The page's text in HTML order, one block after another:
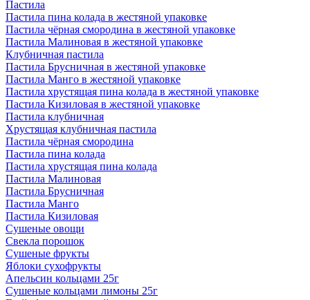
Пастила
Пастила пина колада в жестяной упаковке
Пастила чёрная смородина в жестяной упаковке
Пастила Малиновая в жестяной упаковке
Клубничная пастила
Пастила Брусничная в жестяной упаковке
Пастила Манго в жестяной упаковке
Пастила хрустящая пина колада в жестяной упаковке
Пастила Кизиловая в жестяной упаковке
Пастила клубничная
Хрустящая клубничная пастила
Пастила чёрная смородина
Пастила пина колада
Пастила хрустящая пина колада
Пастила Малиновая
Пастила Брусничная
Пастила Манго
Пастила Кизиловая
Сушеные овощи
Свекла порошок
Сушеные фрукты
Яблоки сухофрукты
Апельсин кольцами 25г
Сушеные кольцами лимоны 25г